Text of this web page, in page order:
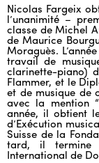
Nicolas Fargeix
l’unanimité –
classe de Michel
de Maurice
Moraguès.
travail de
clarinette-piano)
Flammer, et le
et de musique de
avec la mention
année, il obtient
d’Exécution
Suisse de la
tard, il termine
International de